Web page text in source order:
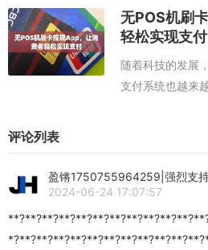
手机软件可以让
就来看看如何...
无POS机刷
轻松实现支付
随着科技的发展
支付系统也越来
评论列表
盈锵1750755964259|强烈支
2024-06-24 17:07:57